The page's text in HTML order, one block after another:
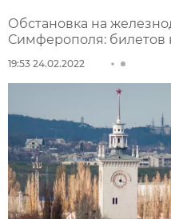
Обстановка на
Симферополя: билетов
19:53 24.02.2022